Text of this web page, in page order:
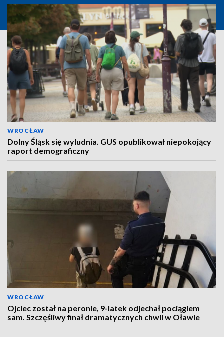
WROCŁAW
Dolny Śląsk się wyludnia. GUS opublikował niepokojący
raport demograficzny
WROCŁAW
Ojciec został na peronie, 9-latek odjechał pociągiem
sam. Szczęśliwy finał dramatycznych chwil w Oławie